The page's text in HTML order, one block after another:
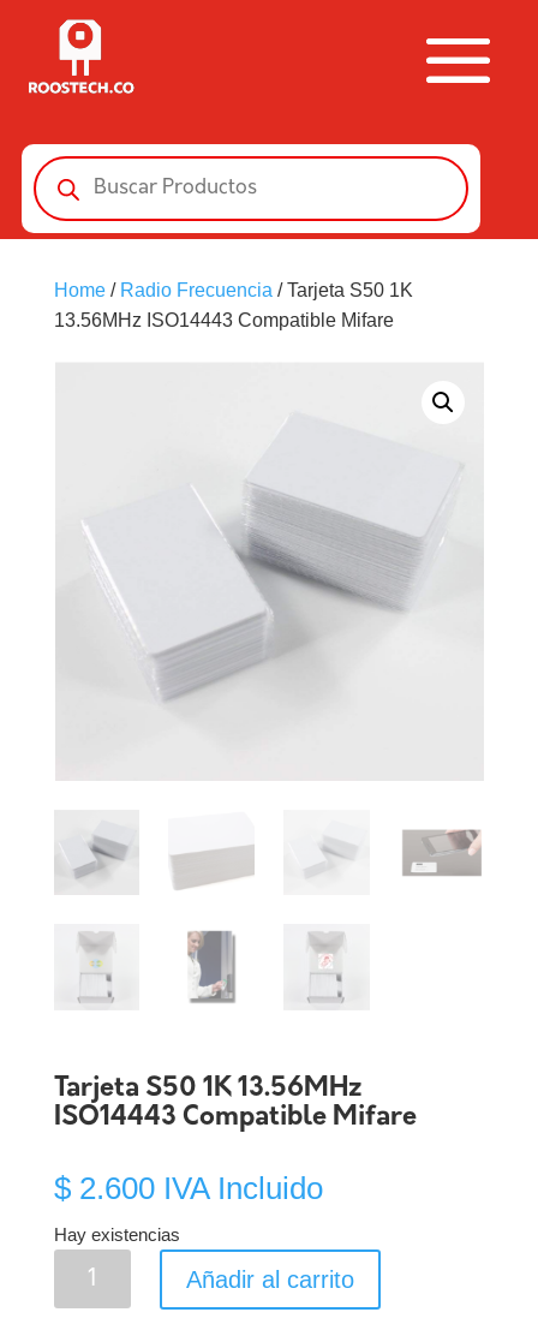
Búsqueda
de
productos
Home/ Radio Frecuencia / Tarjeta S50 1K
13.56MHz ISO14443 Compatible Mifare
Tarjeta S50 1K 13.56MHz
ISO14443 Compatible Mifare
$2.600 IVA Incluido
Hay existencias
Tarjeta
Añadir al carrito